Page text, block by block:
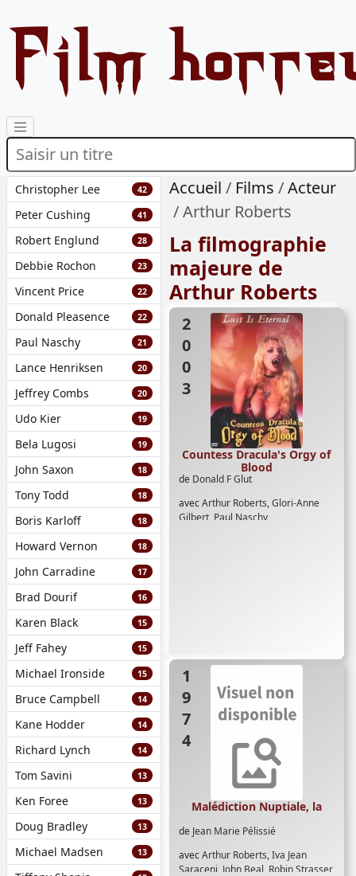
Film
Christopher Lee 42
Peter Cushing 41
Robert Englund 28
Debbie Rochon 23
Vincent Price 22
Donald Pleasence 22
Paul Naschy 21
Lance Henriksen 20
Jeffrey Combs 20
Udo Kier 19
Bela Lugosi 19
John Saxon 18
Tony Todd 18
Boris Karloff 18
Howard Vernon 18
John Carradine 17
Brad Dourif 16
Karen Black 15
Jeff Fahey 15
Michael Ironside 15
Bruce Campbell 14
Kane Hodder 14
Richard Lynch 14
Tom Savini 13
Ken Foree 13
Doug Bradley 13
Michael Madsen 13
Accueil Films
Acteur
Arthur Roberts
La filmographie
majeure de
Arthur Roberts
2003
de Donald F Glut
avecArthur Roberts,Glori-Anne
Gilbert, Paul Naschy
Countess Dracula's Orgy of
Blood
1974
de Jean Marie Pélissié
avecArthur Roberts,Iva Jean
Saraceni John Beal Robin Strasser
Malédiction Nuptiale, la